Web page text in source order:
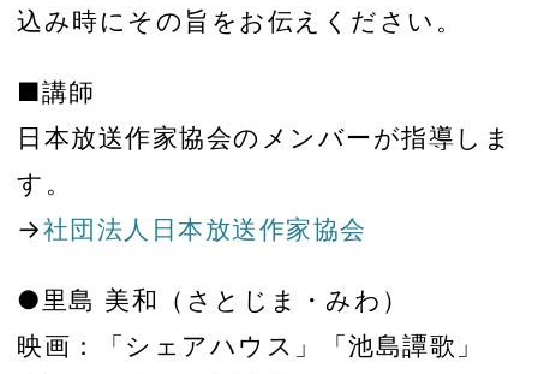
込み時にその旨をお伝えください。
■講師
日本放送作家協会のメンバーが指導しま
す。
→社団法人日本放送作家協会
●里島 美和（さとじま・みわ）
映画：「シェアハウス」「池島譚歌」